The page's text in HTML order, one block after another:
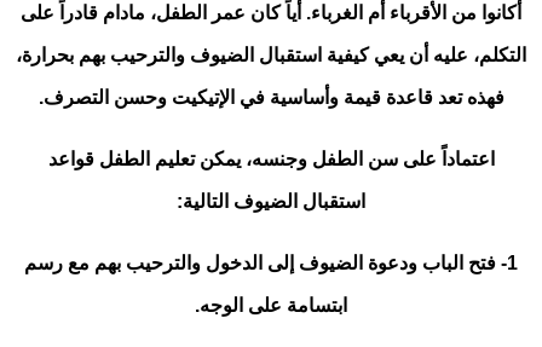
أكانوا من الأقرباء أم الغرباء. أياً كان عمر الطفل، مادام قادراً على
التكلم، عليه أن يعي كيفية استقبال الضيوف والترحيب بهم بحرارة،
فهذه تعد قاعدة قيمة وأساسية في الإتيكيت وحسن التصرف.
اعتماداً على سن الطفل وجنسه، يمكن تعليم الطفل قواعد
استقبال الضيوف التالية:
1- فتح الباب ودعوة الضيوف إلى الدخول والترحيب بهم مع رسم
ابتسامة على الوجه.